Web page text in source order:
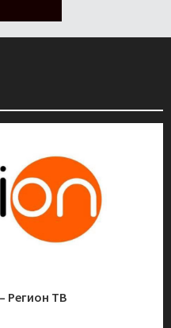
Регион ТВ